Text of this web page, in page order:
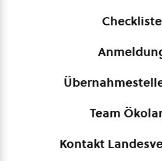
Checkliste
Team
Kontakt